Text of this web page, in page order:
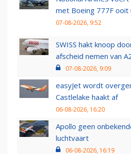
met Boeing 777F ooit
07-08-2026, 9:52
SWISS hakt knoop
afscheid nemen van
07-08-2026, 9:09
easyJet wordt
Castlelake haakt af
06-08-2026, 16:20
Apollo geen
luchtvaart
06-08-2026, 16:19